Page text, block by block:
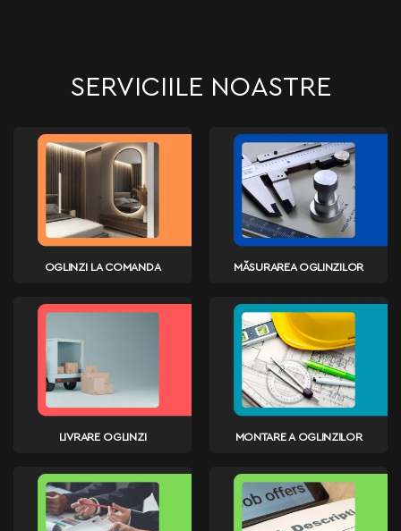
SERVICIILE NOASTRE
OGLINZI LA COMANDA MĂSURAREA OGLINZILOR
LIVRARE OGLINZI MONTARE A OGLINZILOR